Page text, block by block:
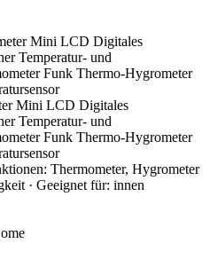
Mini LCD Digitales
Temperatur- und
Funk Thermo-Hygrometer
Thermometer, Hygrometer
· Geeignet für: innen